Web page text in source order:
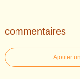
commentaires
Ajouter